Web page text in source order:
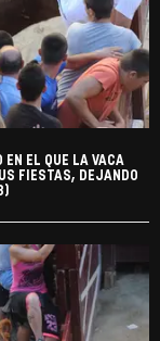
EN EL QUE LA VACA
FIESTAS, DEJANDO